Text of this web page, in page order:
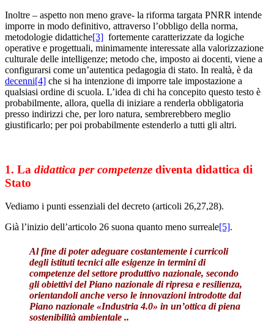
Inoltre – aspetto non meno grave- la riforma targata PNRR intende
imporre in modo definitivo, attraverso l’obbligo della norma,
metodologie didattiche[3] fortemente caratterizzate da logiche
operative e progettuali, minimamente interessate alla valorizzazione
culturale delle intelligenze; metodo che, imposto ai docenti, viene a
configurarsi come un’autentica pedagogia di stato. In realtà, è da
decenni[4] che si ha intenzione di imporre tale impostazione a
qualsiasi ordine di scuola. L’idea di chi ha concepito questo testo è
probabilmente, allora, quella di iniziare a renderla obbligatoria
presso indirizzi che, per loro natura, sembrerebbero meglio
giustificarlo; per poi probabilmente estenderlo a tutti gli altri.
1. La didattica per competenze diventa didattica di
Stato
Vediamo i punti essenziali del decreto (articoli 26,27,28).
Già l’inizio dell’articolo 26 suona quanto meno surreale[5].
Al fine di poteradeguare costantemente i curricoli
degli istituti tecnicialle esigenze in termini di
competenze del settore produttivo nazionale, secondo
gli obiettivi del Piano nazionale di ripresa e resilienza,
orientandoli anche verso le innovazioni introdotte dal
Piano nazionale «Industria 4.0» in un’ottica di piena
sostenibilità ambientale ..